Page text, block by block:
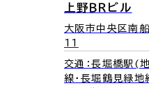
大阪市中央区南
交通：長堀橋駅(
線･長堀鶴見緑
口 3分